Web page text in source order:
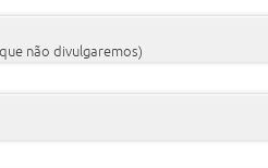
não divulgaremos)